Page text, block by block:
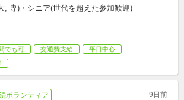
, 専)・シニア(世代を超えた参加歓迎)
でも可 交通費支給
平日中心
ボランティア 9日前